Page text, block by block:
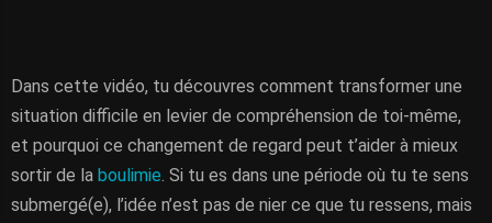
Dans cette vidéo, tu découvres comment transformer une
situation difficile en levier de compréhension de toi-même,
et pourquoi ce changement de regard peut t’aider à mieux
sortir de la boulimie. Si tu es dans une période où tu te sens
submergé(e), l’idée n’est pas de nier ce que tu ressens, mais